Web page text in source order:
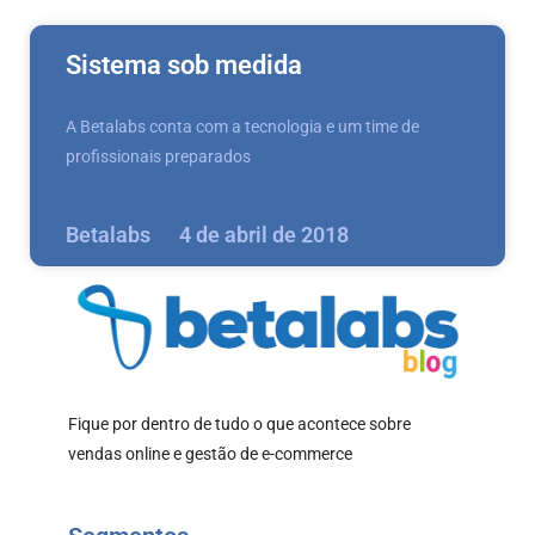
Sistema sob medida
A Betalabs conta com a tecnologia e um time de
profissionais preparados
Betalabs 4 de abril de 2018
Fique por dentro de tudo o que acontece sobre
vendas online e gestão de e-commerce